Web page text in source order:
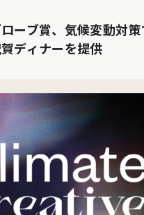
ーブ賞、気候変動対策
ディナーを提供